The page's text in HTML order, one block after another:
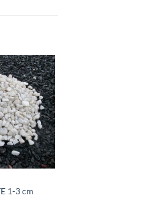
Πρόσθήκη
στην λίστα
επιθυμιών
1-3 cm